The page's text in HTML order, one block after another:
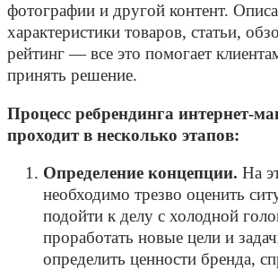
фотографии и другой контент.
характеристики товаров, статьи,
рейтинг — все это помогает
принять решение.
Процесс ребрендинга интернет-
проходит в несколько этапов:
Определение концепции. На
необходимо трезво оценить
подойти к делу с холодной
проработать новые цели и
определить ценности бренда,